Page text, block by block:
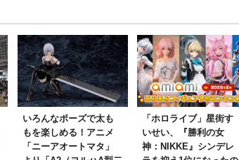
いろんなポーズで太も
もを楽しめる！アニメ
「ニーアオートマタ」
「ホロライブ」星街す
いせい、『勝利の女
神：NIKKE』シンデレ